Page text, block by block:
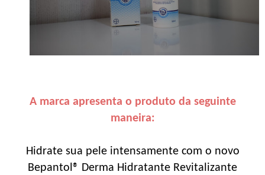
A marca apresenta o produto da seguinte
maneira:
Hidrate sua pele intensamente com o novo
Bepantol® Derma Hidratante Revitalizante